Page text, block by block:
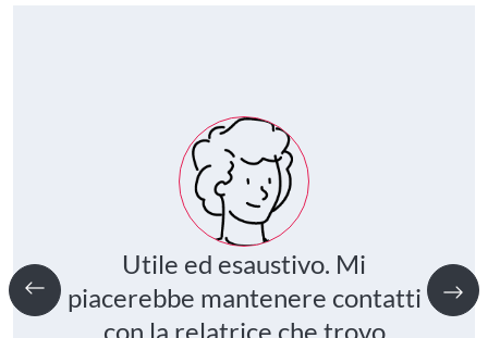
Utile ed esaustivo. Mi
piacerebbe mantenere contatti
con la relatrice che trovo